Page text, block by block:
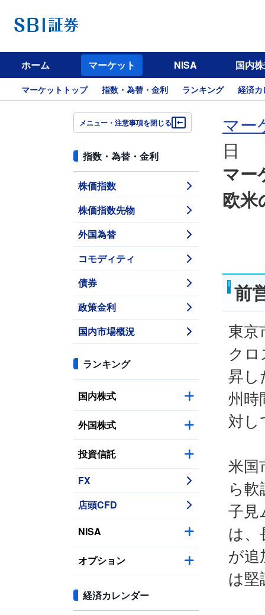
ホーム マーケット NISA 国内
マーケットトップ 指数・為替・金利 ランキング 経済
メニュー・注意事項を閉じる
指数・為替・金利
株価指数
株価指数先物
外国為替
コモディティ
債券
政策金利
国内市場概況
ランキング
国内株式
外国株式
投資信託
FX
店頭CFD
NISA
オプション
経済カレンダー
マー
日
マー
欧米
前
東京
クロ
昇し
州時
対し
米国
ら
子見
は、
が追
は堅